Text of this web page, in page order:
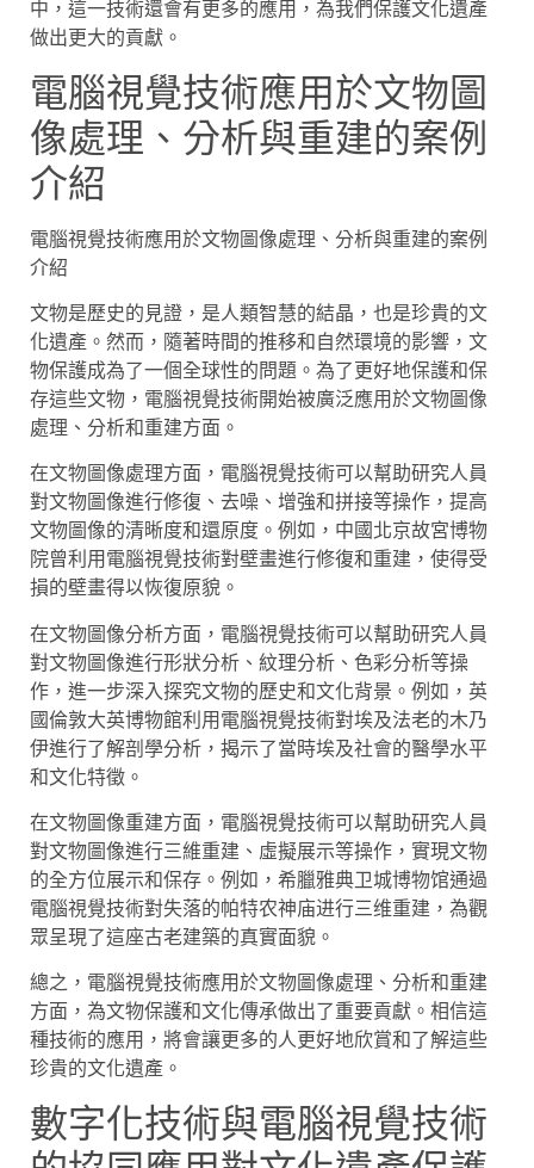
中，這一技術還會有更多的應用，為我們保護文化遺產
做出更大的貢獻。
電腦視覺技術應用於文物圖
像處理、分析與重建的案例
介紹
電腦視覺技術應用於文物圖像處理、分析與重建的案例
介紹
文物是歷史的見證，是人類智慧的結晶，也是珍貴的文
化遺產。然而，隨著時間的推移和自然環境的影響，文
物保護成為了一個全球性的問題。為了更好地保護和保
存這些文物，電腦視覺技術開始被廣泛應用於文物圖像
處理、分析和重建方面。
在文物圖像處理方面，電腦視覺技術可以幫助研究人員
對文物圖像進行修復、去噪、增強和拼接等操作，提高
文物圖像的清晰度和還原度。例如，中國北京故宮博物
院曾利用電腦視覺技術對壁畫進行修復和重建，使得受
損的壁畫得以恢復原貌。
在文物圖像分析方面，電腦視覺技術可以幫助研究人員
對文物圖像進行形狀分析、紋理分析、色彩分析等操
作，進一步深入探究文物的歷史和文化背景。例如，英
國倫敦大英博物館利用電腦視覺技術對埃及法老的木乃
伊進行了解剖學分析，揭示了當時埃及社會的醫學水平
和文化特徵。
在文物圖像重建方面，電腦視覺技術可以幫助研究人員
對文物圖像進行三維重建、虛擬展示等操作，實現文物
的全方位展示和保存。例如，希臘雅典卫城博物馆通過
電腦視覺技術對失落的帕特农神庙进行三维重建，為觀
眾呈現了這座古老建築的真實面貌。
總之，電腦視覺技術應用於文物圖像處理、分析和重建
方面，為文物保護和文化傳承做出了重要貢獻。相信這
種技術的應用，將會讓更多的人更好地欣賞和了解這些
珍貴的文化遺產。
數字化技術與電腦視覺技術